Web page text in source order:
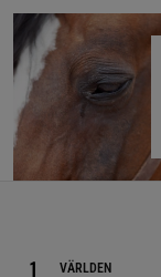
VÄRLDEN